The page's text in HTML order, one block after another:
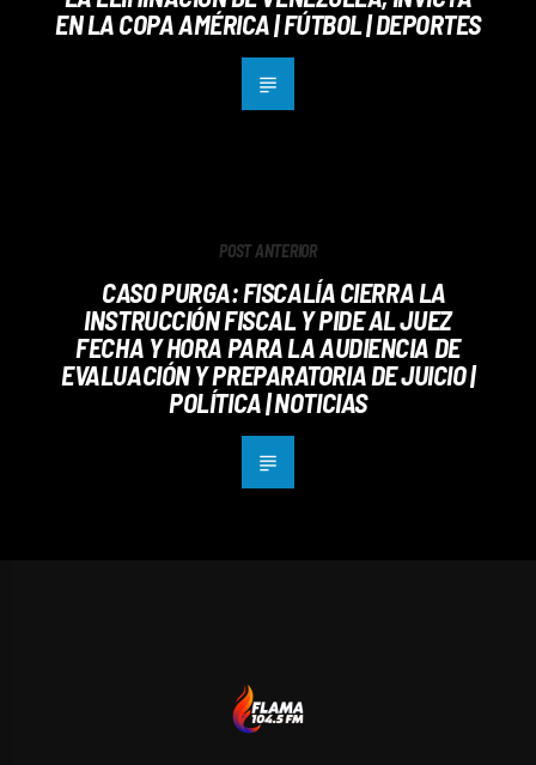
EN LA COPA AMÉRICA | FÚTBOL | DEPORTES
POST ANTERIOR
CASO PURGA: FISCALÍA CIERRA LA
INSTRUCCIÓN FISCAL Y PIDE AL JUEZ
FECHA Y HORA PARA LA AUDIENCIA DE
EVALUACIÓN Y PREPARATORIA DE JUICIO |
POLÍTICA | NOTICIAS